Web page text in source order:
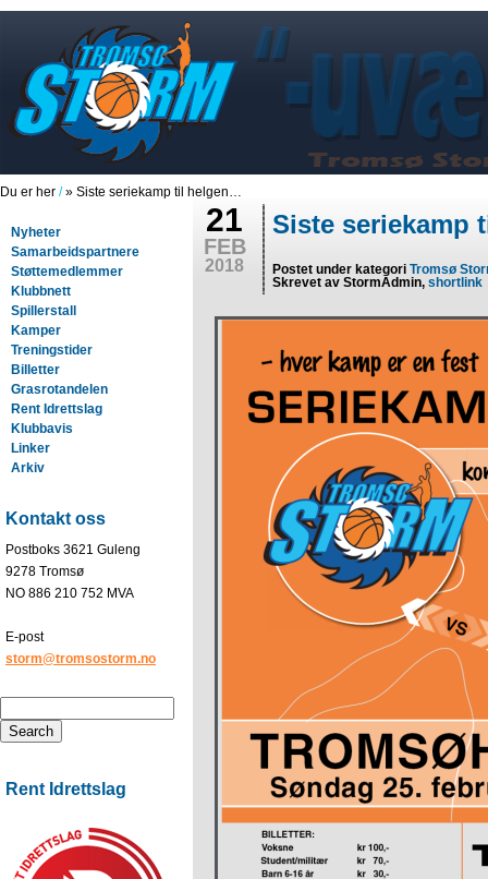
Du er her /» Siste seriekamp til helgen…
Nyheter
Samarbeidspartnere
Støttemedlemmer
Klubbnett
Spillerstall
Kamper
Treningstider
Billetter
Grasrotandelen
Rent Idrettslag
Klubbavis
Linker
Arkiv
Kontakt oss
Postboks 3621 Guleng
9278 Tromsø
NO 886 210 752 MVA
E-post
storm@tromsostorm.no
Rent Idrettslag
21
FEB
2018
Siste
Postet under kategoriTromsø
Skrevet av StormAdmin,shortlink